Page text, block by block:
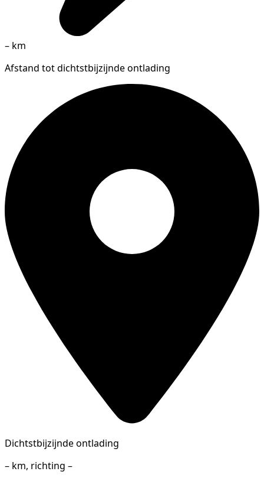
– km
Afstand tot dichtstbijzijnde ontlading
Dichtstbijzijnde ontlading
– km, richting –